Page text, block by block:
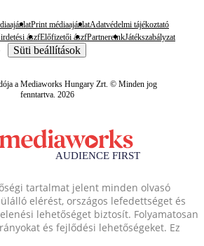
Print médiaajánlatAdatvédelmi tájékoztató
ászfElőfizetői ászfPartnereinkJátékszabályzat
Süti beállítások
a Mediaworks Hungary Zrt. © Minden jog
fenntartva. 2026
tartalmat jelent minden olvasó
elérést, országos lefedettséget és
lehetőséget biztosít. Folyamatosan
és fejlődési lehetőségeket. Ez